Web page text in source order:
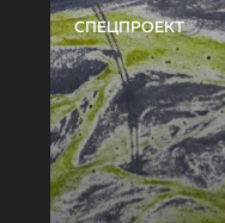
СПЕЦПРОЕКТ